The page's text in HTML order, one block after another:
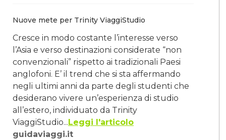
Nuove mete per Trinity ViaggiStudio
Cresce in modo costante l’interesse verso
l’Asia e verso destinazioni considerate “non
convenzionali” rispetto ai tradizionali Paesi
anglofoni. E’ il trend che si sta affermando
negli ultimi anni da parte degli studenti che
desiderano vivere un’esperienza di studio
all’estero, individuato da Trinity
ViaggiStudio...Leggi l'articolo
guidaviaggi.it